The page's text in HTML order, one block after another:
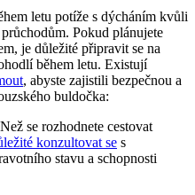
letu potíže s dýcháním kvůli
Pokud plánujete
je důležité připravit se na
během letu. Existují
, abyste zajistili bezpečnou a
buldočka:
se rozhodnete cestovat
konzultovat se s
stavu a schopnosti